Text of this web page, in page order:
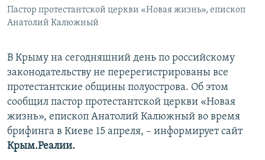
УКРАИНСКАЯ ПРОБЛЕМА КРЫМА
Пастор протестантской церкви «Новая жизнь», епископ
Анатолий Калюжный
В Крыму на сегодняшний день по российскому
законодательству не перерегистрированы все
протестантские общины полуострова. Об этом
сообщил пастор протестантской церкви «Новая
жизнь», епископ Анатолий Калюжный во время
брифинга в Киеве 15 апреля, – информирует сайт
Крым.Реалии.